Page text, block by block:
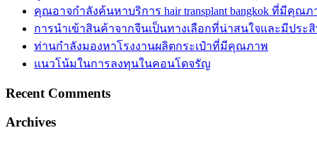
คุณอาจกำลังค้นหาบริการ hair transplant bangkok ที่มีคุณภ
การนำเข้าสินค้าจากจีนเป็นทางเลือกที่น่าสนใจและมีประ
ท่านกำลังมองหาโรงงานผลิตกระเป๋าที่มีคุณภาพ
แนวโน้มในการลงทุนในคอนโดจรัญ
Recent Comments
Archives